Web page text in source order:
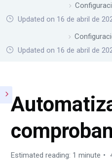
Updated on 16 de abril de
Updated on 16 de abril de
Estimated reading: 1 minute